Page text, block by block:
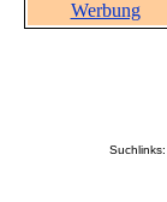
Werbung
Suchlinks: